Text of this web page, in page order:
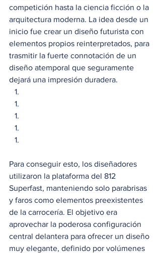
competición hasta la ciencia ficción o la
arquitectura moderna. La idea desde un
inicio fue crear un diseño futurista con
elementos propios reinterpretados, para
trasmitir la fuerte connotación de un
diseño atemporal que seguramente
dejará una impresión duradera.
Para conseguir esto, los diseñadores
utilizaron la plataforma del 812
Superfast, manteniendo solo parabrisas
y faros como elementos preexistentes
de la carrocería. El objetivo era
aprovechar la poderosa configuración
central delantera para ofrecer un diseño
muy elegante, definido por volúmenes